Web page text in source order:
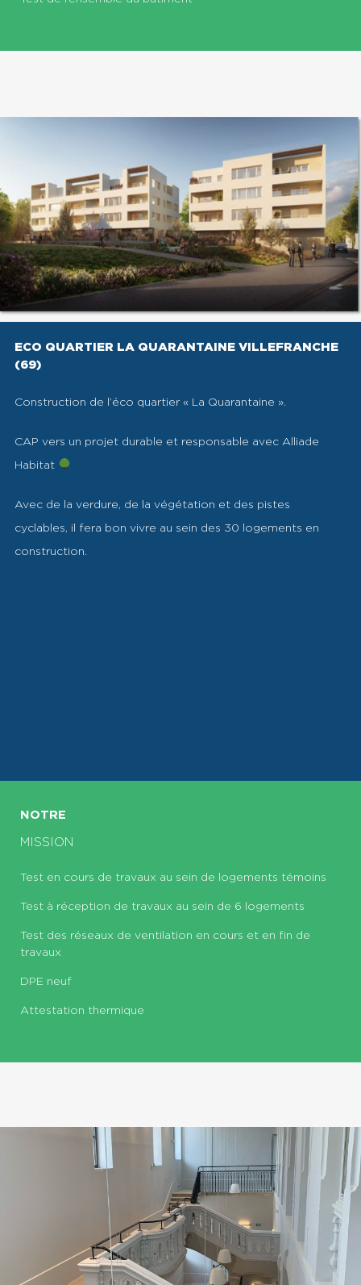
ECO QUARTIER LA QUARANTAINE VILLEFRANCHE
(69)
Construction de l’éco quartier « La Quarantaine ».
CAP vers un projet durable et responsable avec Alliade
Habitat
Avec de la verdure, de la végétation et des pistes
cyclables, il fera bon vivre au sein des 30 logements en
construction.
NOTRE
MISSION
Test en cours de travaux au sein de logements témoins
Test à réception de travaux au sein de 6 logements
Test des réseaux de ventilation en cours et en fin de
travaux
DPE neuf
Attestation thermique